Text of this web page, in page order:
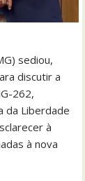
sediou,
discutir a
262,
da Liberdade
à
à nova